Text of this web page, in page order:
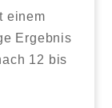
einem
Ergebnis
12 bis